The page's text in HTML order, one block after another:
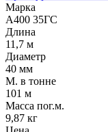
Марка
А400 35ГС
Длина
11,7 м
Диаметр
40 мм
М. в тонне
101 м
Масса пог.м.
9,87 кг